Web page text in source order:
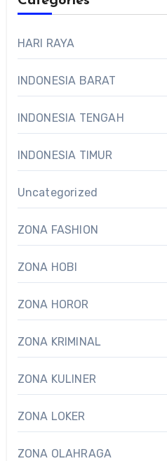
HARI RAYA
INDONESIA BARAT
INDONESIA TENGAH
INDONESIA TIMUR
Uncategorized
ZONA FASHION
ZONA HOBI
ZONA HOROR
ZONA KRIMINAL
ZONA KULINER
ZONA LOKER
ZONA OLAHRAGA